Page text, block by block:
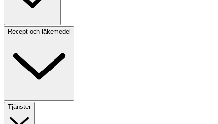
Recept och läkemedel
Tjänster